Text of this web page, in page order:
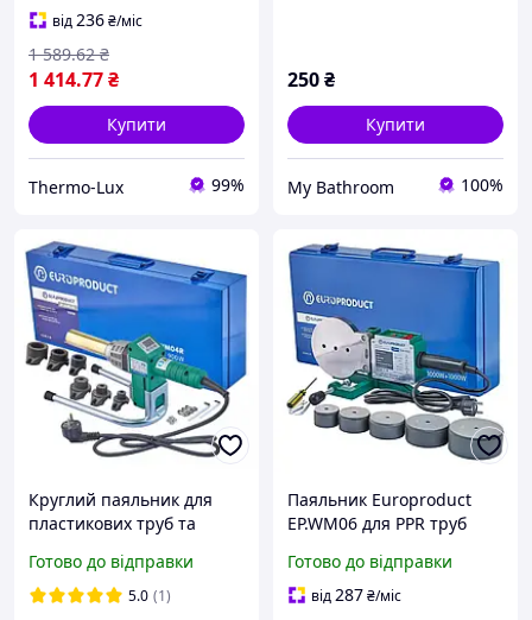
від236₴/міс
1 414.77₴
1 589.62 ₴
Купити
Thermo-Lux 99%
250₴
Купити
My Bathroom 100%
Круглий паяльник для
пластикових труб та
круглий для
поліпропіленових труб та
Готово до відправки
5.0 (1)
Паяльник Europroduct
EP.WM06 для PPR труб
50/110mm
Готово до відправки
від287₴/міс